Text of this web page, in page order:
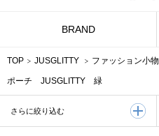
BRAND
TOP JUSGLITTY ファッション小物
ポーチ JUSGLITTY 緑
さらに絞り込む